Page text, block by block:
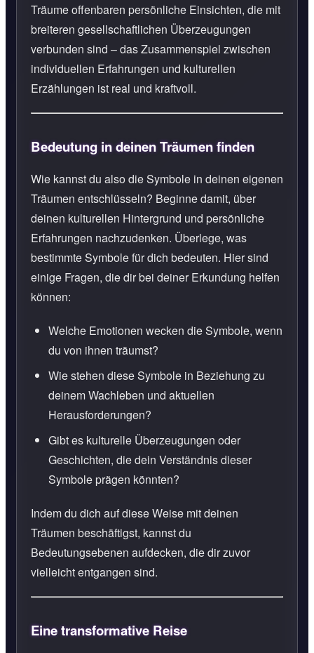
Träume offenbaren persönliche Einsichten, die mit
breiteren gesellschaftlichen Überzeugungen
verbunden sind – das Zusammenspiel zwischen
individuellen Erfahrungen und kulturellen
Erzählungen ist real und kraftvoll.
Bedeutung in deinen Träumen finden
Wie kannst du also die Symbole in deinen eigenen
Träumen entschlüsseln? Beginne damit, über
deinen kulturellen Hintergrund und persönliche
Erfahrungen nachzudenken. Überlege, was
bestimmte Symbole für dich bedeuten. Hier sind
einige Fragen, die dir bei deiner Erkundung helfen
können:
Welche Emotionen wecken die Symbole, wenn
du von ihnen träumst?
Wie stehen diese Symbole in Beziehung zu
deinem Wachleben und aktuellen
Herausforderungen?
Gibt es kulturelle Überzeugungen oder
Geschichten, die dein Verständnis dieser
Symbole prägen könnten?
Indem du dich auf diese Weise mit deinen
Träumen beschäftigst, kannst du
Bedeutungsebenen aufdecken, die dir zuvor
vielleicht entgangen sind.
Eine transformative Reise